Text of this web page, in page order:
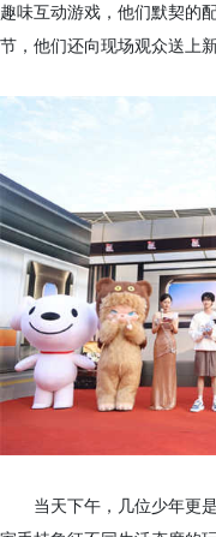
趣味互动游戏，他们默契的
节，他们还向现场观众送上
当天下午，几位少年更是